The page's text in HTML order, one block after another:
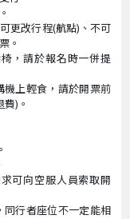
更改行程(航點)、不可
。
，請於報名時一併提
上輕食，請於開票前
)。
可向空服人員索取開
同行者座位不一定能相